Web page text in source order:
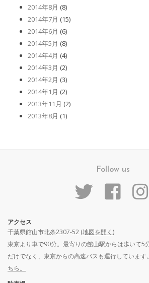
2014年8月 (8)
2014年7月 (15)
2014年6月 (6)
2014年5月 (8)
2014年4月 (4)
2014年3月 (2)
2014年2月 (3)
2014年1月 (2)
2013年11月 (2)
2013年8月 (1)
Follow us
アクセス
千葉県館山市北条2307-52 (地図を開く )
東京より車で90分。最寄りの館山駅からは歩いて5
だけでなく、東京からの高速バスも運行しています。
ちら。